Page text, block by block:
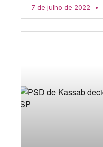
7 de julho de 2022